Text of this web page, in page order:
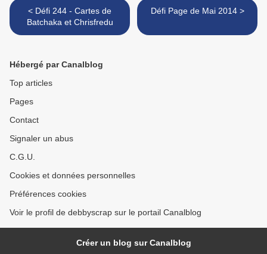
< Défi 244 - Cartes de
Batchaka et Chrisfredu
Défi Page de Mai 2014 >
Hébergé par Canalblog
Top articles
Pages
Contact
Signaler un abus
C.G.U.
Cookies et données personnelles
Préférences cookies
Voir le profil de debbyscrap sur le portail Canalblog
Créer un blog sur Canalblog